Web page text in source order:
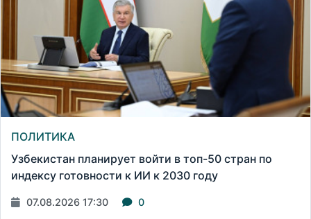
ПОЛИТИКА
Узбекистан планирует войти в топ-50 стран по
индексу готовности к ИИ к 2030 году
07.08.2026 17:30 0